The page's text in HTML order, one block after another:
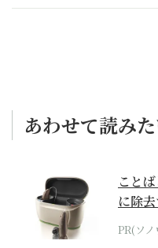
あわせて読み
こと
に除
位モ
PR(ソ